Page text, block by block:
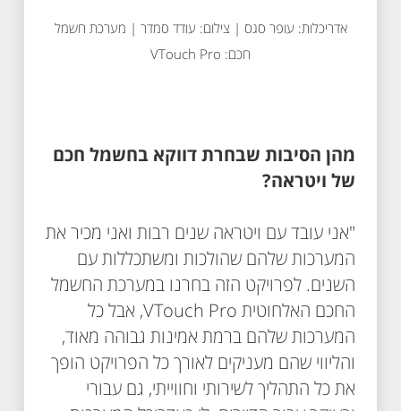
אדריכלות: עופר סגס | צילום: עודד סמדר | מערכת חשמל
חכם: VTouch Pro
מהן הסיבות שבחרת דווקא בחשמל חכם
של ויטראה?
"אני עובד עם ויטראה שנים רבות ואני מכיר את
המערכות שלהם שהולכות ומשתכללות עם
השנים. לפרויקט הזה בחרנו במערכת החשמל
החכם האלחוטית VTouch Pro, אבל כל
המערכות שלהם ברמת אמינות גבוהה מאוד,
והליווי שהם מעניקים לאורך כל הפרויקט הופך
את כל התהליך לשירותי וחווייתי, גם עבורי